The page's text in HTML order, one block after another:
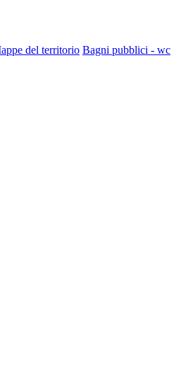
del territorio Bagni pubblici - wc